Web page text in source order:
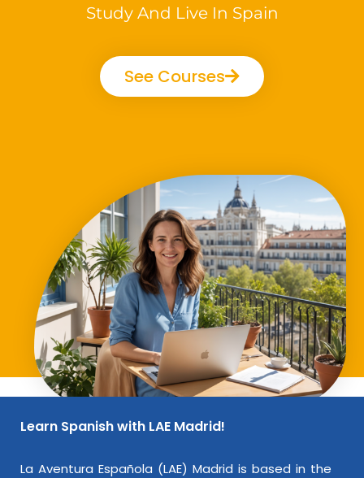
Study And Live In Spain
See Courses
Learn Spanish with LAE Madrid!
La Aventura Española (LAE) Madrid is based in the